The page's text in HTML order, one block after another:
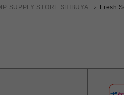
SUPPLY STORE SHIBUYA Fresh